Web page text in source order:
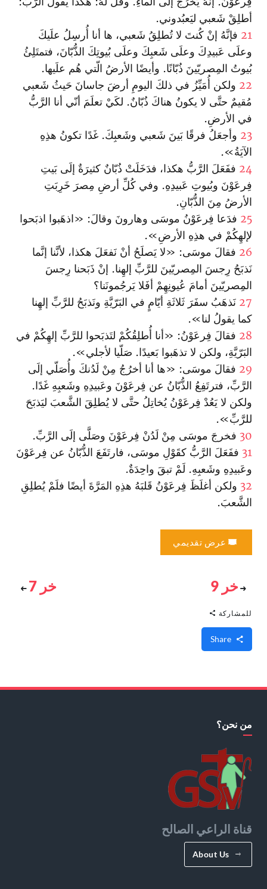
أطلِقْ شَعبي ليَعبُدوني.
21 فإنَّهُ إنْ كُنتَ لا تُطلِقُ شَعبي، ها أنا أُرسِلُ علَيكَ
وعلَى عَبيدِكَ وعلَى شَعبِكَ وعلَى بُيوتِكَ الذُّبّانَ، فتمتَلِئُ
بُيوتُ المِصريّينَ ذُبّانًا. وأيضًا الأرضُ الّتي هُم علَيها.
22 ولكن أُمَيِّزُ في ذلكَ اليومِ أرضَ جاسانَ حَيثُ شَعبي
مُقيمٌ حتَّى لا يكونُ هناكَ ذُبّانٌ. لكَيْ تعلَمَ أنّي أنا الرَّبُّ
في الأرضِ.
23 وأجعَلُ فرقًا بَينَ شَعبي وشَعبِكَ. غَدًا تكونُ هذِهِ
الآيَةُ».
24 ففَعَلَ الرَّبُّ هكذا، فدَخَلَتْ ذُبّانٌ كثيرَةٌ إلَى بَيتِ
فِرعَوْنَ وبُيوتِ عَبيدِهِ. وفي كُلِّ أرضِ مِصرَ خَرِبَتِ
الأرضُ مِنَ الذُّبّانِ.
25 فدَعا فِرعَوْنُ موسَى وهارونَ وقالَ: «اذهَبوا اذبَحوا
لإلهِكُمْ في هذِهِ الأرضِ».
26 فقالَ موسَى: «لا يَصلَحُ أنْ نَفعَلَ هكذا، لأنَّنا إنَّما
نَذبَحُ رِجسَ المِصريّينَ للرَّبِّ إلهِنا. إنْ ذَبَحنا رِجسَ
المِصريّينَ أمامَ عُيونِهِمْ أفَلا يَرجُمونَنا؟
27 نَذهَبُ سفَرَ ثَلاثَةِ أيّامٍ في البَرّيَّةِ ونَذبَحُ للرَّبِّ إلهِنا
كما يقولُ لنا».
28 فقالَ فِرعَوْنُ: «أنا أُطلِقُكُمْ لتَذبَحوا للرَّبِّ إلهِكُمْ في
البَرّيَّةِ، ولكن لا تذهَبوا بَعيدًا. صَلّيا لأجلي».
29 فقالَ موسَى: «ها أنا أخرُجُ مِنْ لَدُنكَ وأُصَلّي إلَى
الرَّبِّ، فترتَفِعُ الذُّبّانُ عن فِرعَوْنَ وعَبيدِهِ وشَعبِهِ غَدًا.
ولكن لا يَعُدْ فِرعَوْنُ يُخاتِلُ حتَّى لا يُطلِقَ الشَّعبَ ليَذبَحَ
للرَّبِّ».
30 فخرجَ موسَى مِنْ لَدُنْ فِرعَوْنَ وصَلَّى إلَى الرَّبِّ.
31 ففَعَلَ الرَّبُّ كقَوْلِ موسَى، فارتَفَعَ الذُّبّانُ عن فِرعَوْنَ
وعَبيدِهِ وشَعبِهِ. لَمْ تبقَ واحِدَةٌ.
32 ولكن أغلَظَ فِرعَوْنُ قَلبَهُ هذِهِ المَرَّةَ أيضًا فلَمْ يُطلِقِ
الشَّعبَ.
عرض تقديمي
خر 9 خر 7
للمشاركة
من نحن؟
قناة الراعي الصالح
About Us